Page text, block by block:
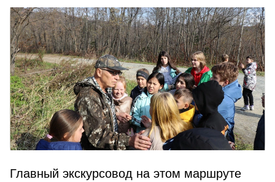
Главный экскурсовод на этом маршруте